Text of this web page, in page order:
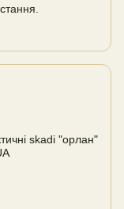
skadi "орлан"